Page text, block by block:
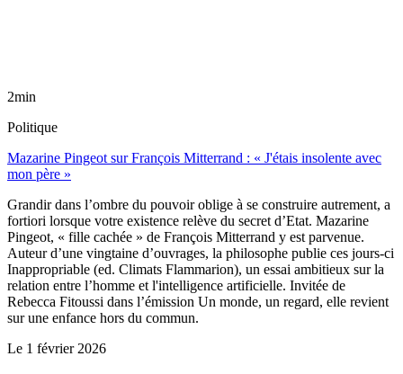
2min
Politique
Mazarine Pingeot sur François Mitterrand : « J'étais insolente avec
mon père »
Grandir dans l’ombre du pouvoir oblige à se construire autrement, a
fortiori lorsque votre existence relève du secret d’Etat. Mazarine
Pingeot, « fille cachée » de François Mitterrand y est parvenue.
Auteur d’une vingtaine d’ouvrages, la philosophe publie ces jours-ci
Inappropriable (ed. Climats Flammarion), un essai ambitieux sur la
relation entre l’homme et l'intelligence artificielle. Invitée de
Rebecca Fitoussi dans l’émission Un monde, un regard, elle revient
sur une enfance hors du commun.
Le 1 février 2026